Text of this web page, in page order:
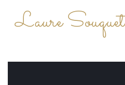
Laure Souquet